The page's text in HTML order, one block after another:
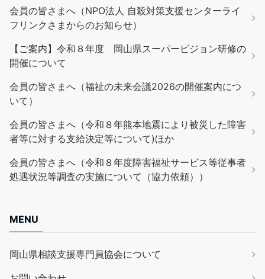
会員の皆さまへ（NPO法人 自殺対策支援センターライ
フリンクさまからのお知らせ）
【ご案内】令和８年度 岡山県スーパービジョン研修の
開催について
会員の皆さまへ（福祉の未来会議2026の開催案内につ
いて）
会員の皆さまへ（令和８年熊本地震により被災した障害
者等に対する支給決定等について)ほか
会員の皆さまへ（令和８年度障害福祉サービス等従事者
処遇状況等調査の実施について（協力依頼））
MENU
岡山県相談支援専門員協会について